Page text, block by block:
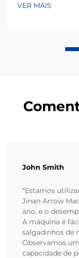
conhecido por
VER MAIS
John Smith
“Estamos
Jinan Arrow
ano, e o
A máquina é
salgadinhos de
Observamos
capacidade de